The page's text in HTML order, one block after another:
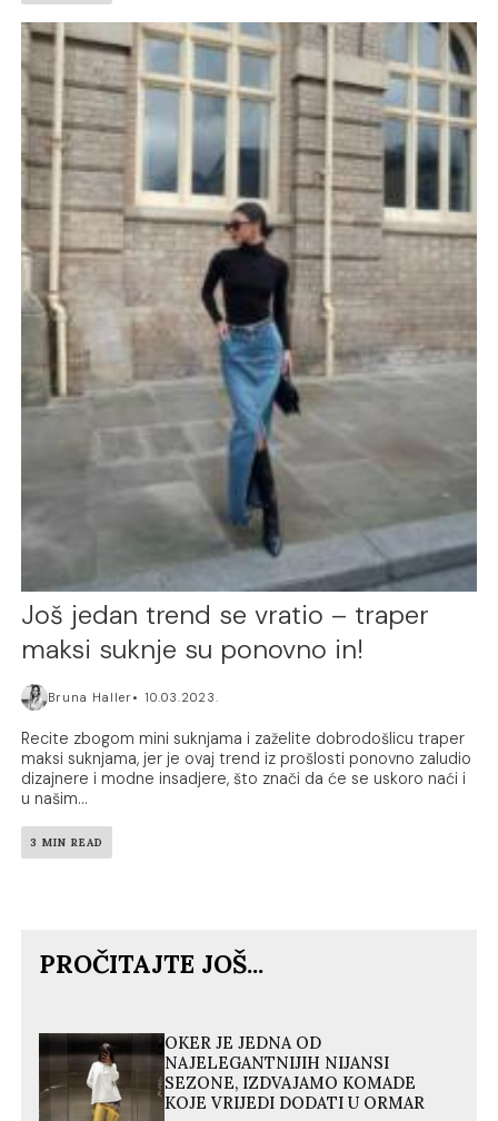
Još jedan trend se vratio – traper
maksi suknje su ponovno in!
Bruna Haller 10.03.2023.
Recite zbogom mini suknjama i zaželite dobrodošlicu traper
maksi suknjama, jer je ovaj trend iz prošlosti ponovno zaludio
dizajnere i modne insadjere, što znači da će se uskoro naći i
u našim...
3 MIN READ
PROČITAJTE JOŠ...
OKER JE JEDNA OD
NAJELEGANTNIJIH NIJANSI
SEZONE, IZDVAJAMO KOMADE
KOJE VRIJEDI DODATI U ORMAR